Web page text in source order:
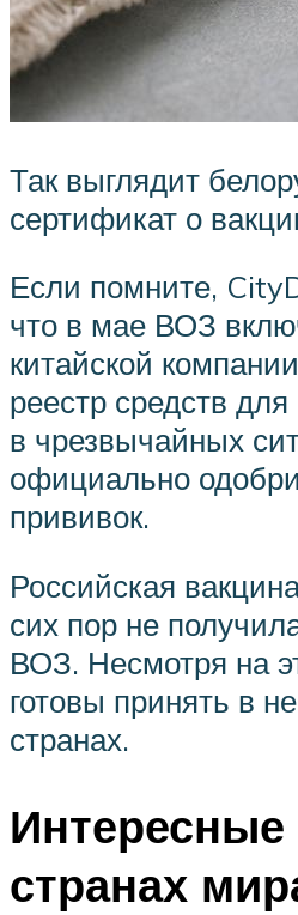
Так выглядит
сертификат о
Если помните,
что в мае ВОЗ
китайской
реестр средств
в чрезвычайных
официально
прививок.
Российская
сих пор не
ВОЗ. Несмотря на
готовы принять в
странах.
странах